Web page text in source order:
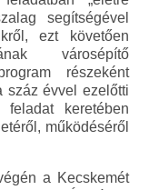
segítségével
ezt követően
városépítő
részeként
száz évvel ezelőtti
keretében
működéséről
a Kecskemét